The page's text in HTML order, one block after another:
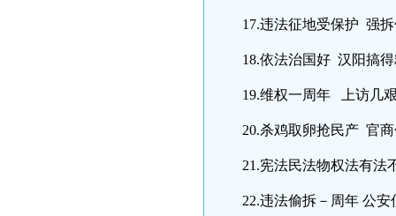
17.违法征地受保护 强
18.依法治国好 汉阳搞
19.维权一周年 上访几
20.杀鸡取卵抢民产 官
21.宪法民法物权法有
22.违法偷拆－周年 公安